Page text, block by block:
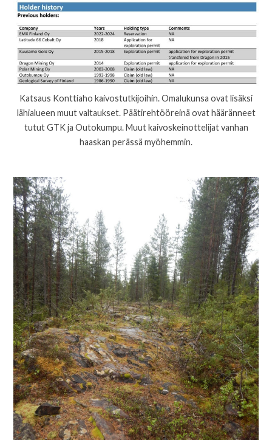
Katsaus Konttiaho kaivostutkijoihin. Omalukunsa ovat lisäksi
lähialueen muut valtaukset. Päätirehtööreinä ovat hääränneet
tutut GTK ja Outokumpu. Muut kaivoskeinottelijat vanhan
haaskan perässä myöhemmin.